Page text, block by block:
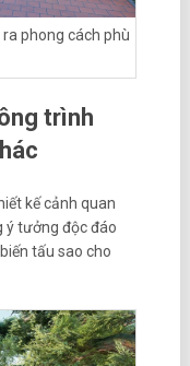
phong cách phù
trình
kế cảnh quan
ý tưởng độc đáo
tấu sao cho